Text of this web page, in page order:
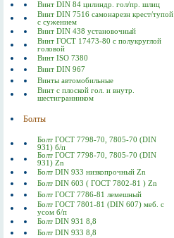
Винт DIN 84 цилиндр. гол/пр. шлиц
Винт DIN 7516 самонарезн крест/тупой
с сужением
Винт DIN 438 установочный
Винт ГОСТ 17473-80 c полукруглой
головой
Винт ISO 7380
Винт DIN 967
Винты автомобильные
Винт с плоской гол. и внутр.
шестигранником
Болты
Болт ГОСТ 7798-70, 7805-70 (DIN
931) б/п
Болт ГОСТ 7798-70, 7805-70 (DIN
931) Zn
Болт DIN 933 низкопрочный Zn
Болт DIN 603 ( ГОСТ 7802-81 ) Zn
Болт ГОСТ 7786-81 лемешный
Болт ГОСТ 7801-81 (DIN 607) меб. с
усом б/п
Болт DIN 931 8,8
Болт DIN 933 8,8